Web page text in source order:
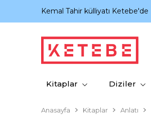
Kemal Tahir külliyatı Ketebe'de
Kitaplar Diziler
Anasayfa Kitaplar Anlatı